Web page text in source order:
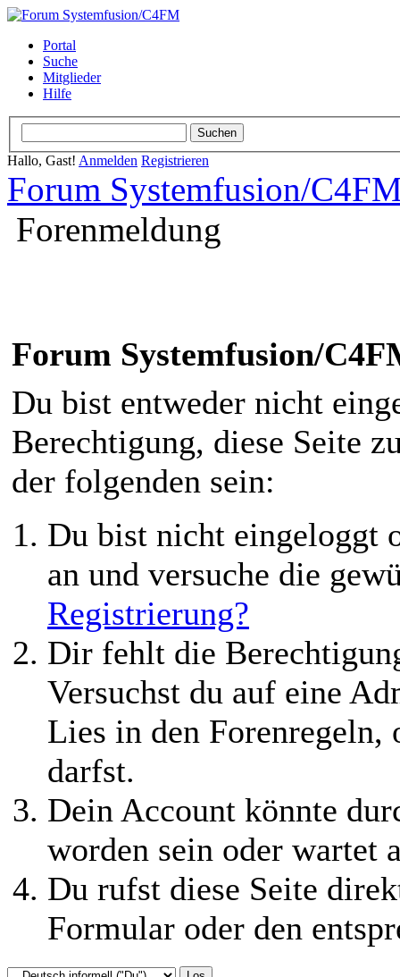
Portal
Suche
Mitglieder
Hilfe
Hallo, Gast! Anmelden Registrieren
Forum Systemfusion/
Forenmeldung
Forum Systemfusion/
Du bist entweder nicht
Berechtigung, diese Seite
der folgenden sein:
Du bist nicht eingeloggt
an und versuche die
Registrierung?
Dir fehlt die
Versuchst du auf eine
Lies in den Forenregeln,
darfst.
Dein Account könnte
worden sein oder wartet
Du rufst diese Seite
Formular oder den